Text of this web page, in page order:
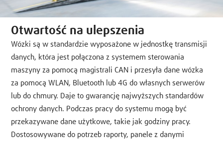
Otwartość na ulepszenia
Wózki są w standardzie wyposażone w jednostkę transmisji
danych, która jest połączona z systemem sterowania
maszyny za pomocą magistrali CAN i przesyła dane wózka
za pomocą WLAN, Bluetooth lub 4G do własnych serwerów
lub do chmury. Daje to gwarancję najwyższych standardów
ochrony danych. Podczas pracy do systemu mogą być
przekazywane dane użytkowe, takie jak godziny pracy.
Dostosowywane do potrzeb raporty, panele z danymi